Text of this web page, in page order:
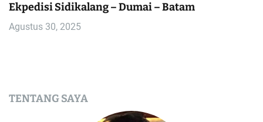
Ekpedisi Sidikalang – Dumai – Batam
Agustus 30, 2025
TENTANG SAYA